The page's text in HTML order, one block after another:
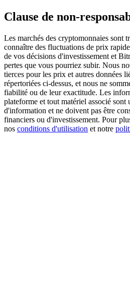
BTC Welcome Rewards
Deposit & Trade BTC to Share
Deposit CASHCAT & Win
Share 500000 CASHCAT prize
Clause de non-
Les marchés des cryptomonnaies sont
connaître des fluctuations de prix
de vos décisions d'investissement et
pertes que vous pourriez subir. Nous
tierces pour les prix et autres données
répertoriées ci-dessus, et nous ne
fiabilité ou de leur exactitude. Les
plateforme et tout matériel associé sont
d'information et ne doivent pas être
financiers ou d'investissement. Pour
nos conditions d'utilisation et notre